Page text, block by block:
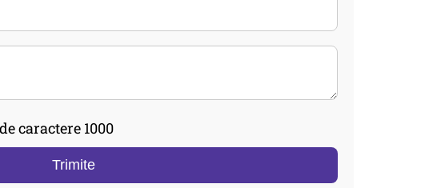
caractere 1000
Trimite